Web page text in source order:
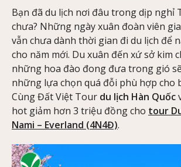
Bạn đã du lịch nơi đâu trong dịp nghỉ
chưa? Những ngày xuân đoàn viên
vẫn chưa dành thời gian đi du lịch để
cho năm mới. Du xuân đến xứ sở kim
những hoa đào đong đưa trong gió
những lựa chọn quá đỗi phù hợp cho
Cùng Đất Việt Tour du lịch Hàn Quốc
hot giảm hơn 3 triệu đồng cho tour
Nami – Everland (4N4Đ).